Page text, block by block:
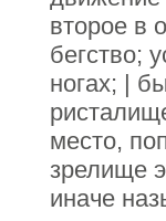
второе в
бегство;
ногах; |
место,
зрелище
иначе